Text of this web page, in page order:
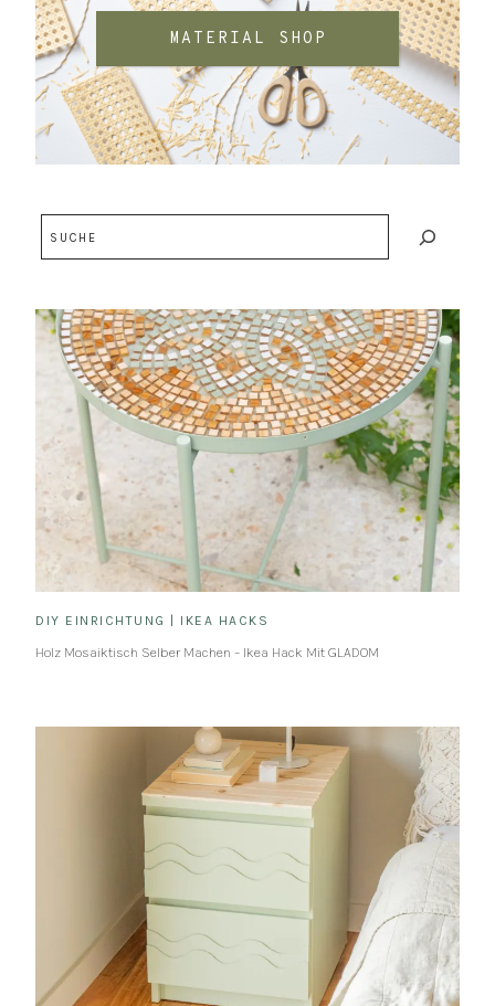
MATERIAL SHOP
DIY EINRICHTUNG IKEA HACKS
Holz Mosaiktisch Selber Machen – Ikea Hack Mit GLADOM